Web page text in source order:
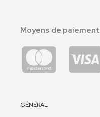
Moyens de
GÉNÉRAL